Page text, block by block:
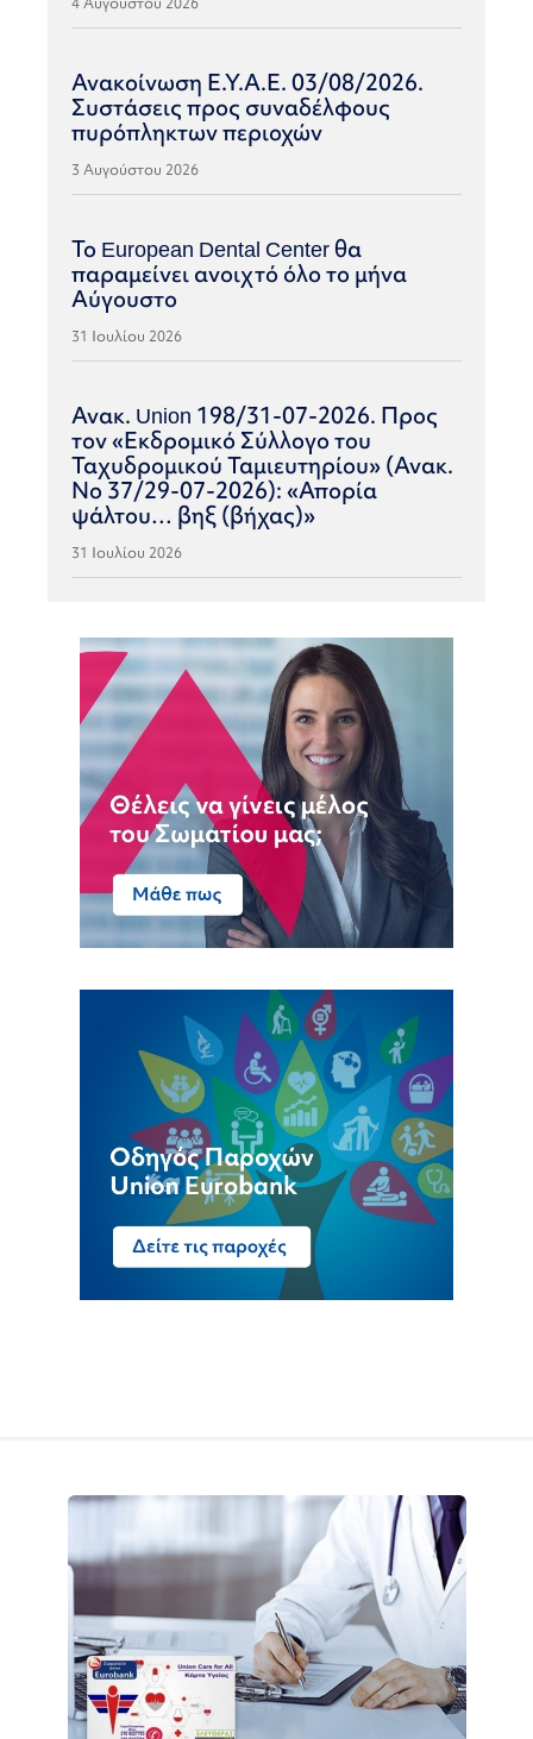
Ανακοίνωση Ε.Υ.Α.Ε. 03/08/2026.
Συστάσεις προς συναδέλφους
πυρόπληκτων περιοχών
3 Αυγούστου 2026
Το European Dental Center θα
παραμείνει ανοιχτό όλο το μήνα
Αύγουστο
31 Ιουλίου 2026
Ανακ. Union 198/31-07-2026. Προς
τον «Εκδρομικό Σύλλογο του
Ταχυδρομικού Ταμιευτηρίου» (Ανακ.
Νο 37/29-07-2026): «Απορία
ψάλτου… βηξ (βήχας)»
31 Ιουλίου 2026